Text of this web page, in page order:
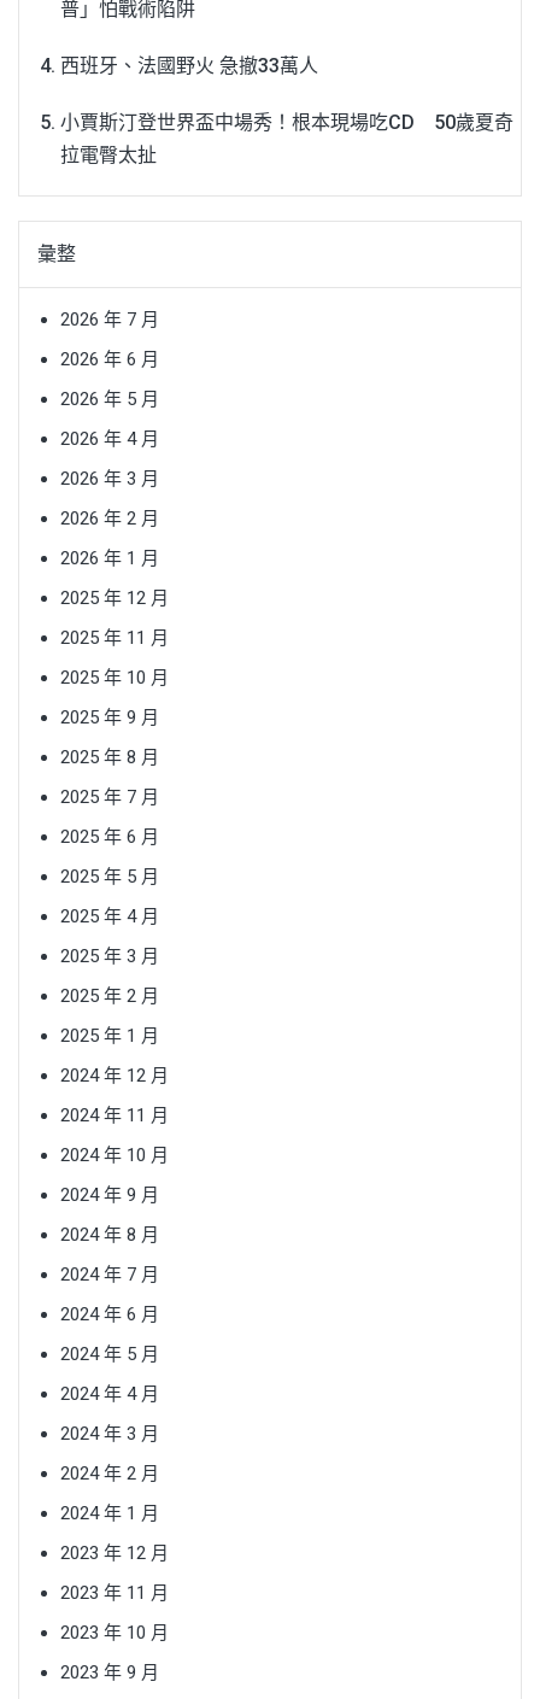
普」怕戰術陷阱
西班牙、法國野火 急撤33萬人
小賈斯汀登世界盃中場秀！根本現場吃CD 50歲夏奇
拉電臀太扯
彙整
2026 年 7 月
2026 年 6 月
2026 年 5 月
2026 年 4 月
2026 年 3 月
2026 年 2 月
2026 年 1 月
2025 年 12 月
2025 年 11 月
2025 年 10 月
2025 年 9 月
2025 年 8 月
2025 年 7 月
2025 年 6 月
2025 年 5 月
2025 年 4 月
2025 年 3 月
2025 年 2 月
2025 年 1 月
2024 年 12 月
2024 年 11 月
2024 年 10 月
2024 年 9 月
2024 年 8 月
2024 年 7 月
2024 年 6 月
2024 年 5 月
2024 年 4 月
2024 年 3 月
2024 年 2 月
2024 年 1 月
2023 年 12 月
2023 年 11 月
2023 年 10 月
2023 年 9 月